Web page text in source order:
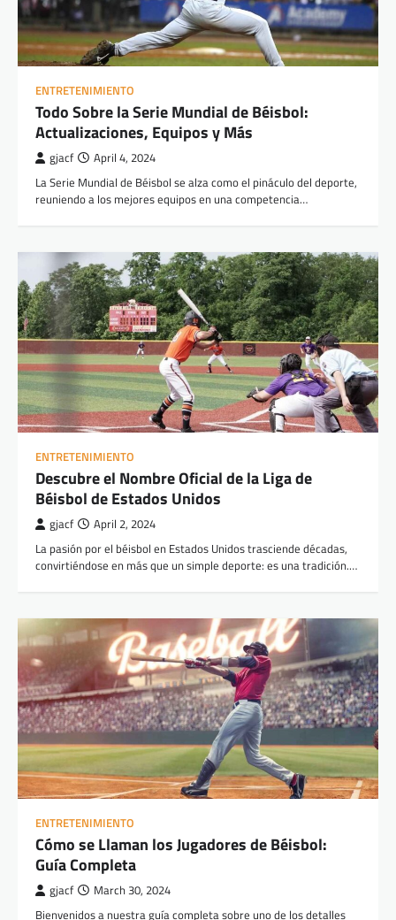
ENTRETENIMIENTO
Todo Sobre la Serie Mundial de Béisbol:
Actualizaciones, Equipos y Más
gjacf April 4, 2024
La Serie Mundial de Béisbol se alza como el pináculo del deporte,
reuniendo a los mejores equipos en una competencia…
ENTRETENIMIENTO
Descubre el Nombre Oficial de la Liga de
Béisbol de Estados Unidos
gjacf April 2, 2024
La pasión por el béisbol en Estados Unidos trasciende décadas,
convirtiéndose en más que un simple deporte: es una tradición.…
ENTRETENIMIENTO
Cómo se Llaman los Jugadores de Béisbol:
Guía Completa
gjacf March 30, 2024
Bienvenidos a nuestra guía completa sobre uno de los detalles